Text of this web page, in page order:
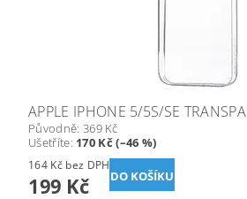
APPLE IPHONE 5/5S/SE
Původně: 369 Kč
Ušetříte: 170 Kč (–46 %)
164 Kč bez DPH
199 Kč